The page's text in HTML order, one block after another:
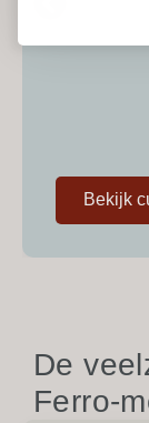
Bekijk
De
Ferro-